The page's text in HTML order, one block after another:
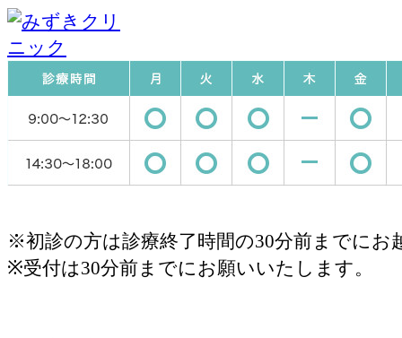
※初診の方は診療終了時間の30分前までにお
※受付は30分前までにお願いいたします。